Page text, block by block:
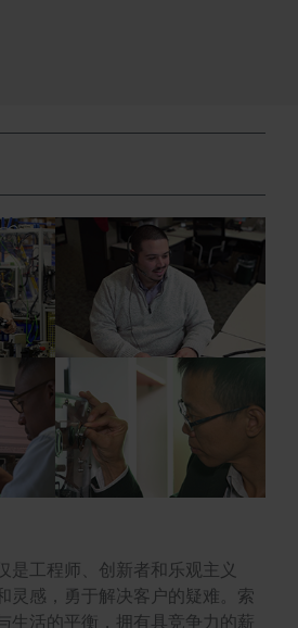
是工程师、创新者和乐观主义
灵感，勇于解决客户的疑难。索
生活的平衡，拥有具竞争力的薪